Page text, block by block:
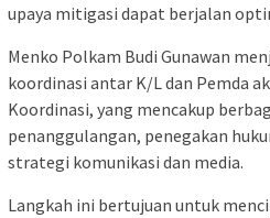
upaya mitigasi dapat berjalan
Menko Polkam Budi Gunawan
koordinasi antar K/L dan Pemda
Koordinasi, yang mencakup
penanggulangan, penegakan
strategi komunikasi dan media.
Langkah ini bertujuan untuk